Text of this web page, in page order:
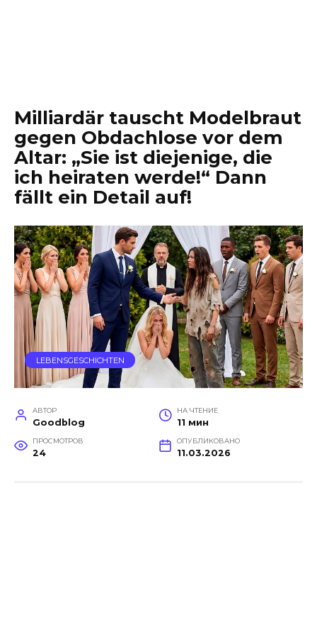
Milliardär tauscht Modelbraut
gegen Obdachlose vor dem
Altar: „Sie ist diejenige, die
ich heiraten werde!“ Dann
fällt ein Detail auf!
LEBENSGESCHICHTEN
АВТОР
Goodblog
НА ЧТЕНИЕ
11 мин
ПРОСМОТРОВ
24
ОПУБЛИКОВАНО
11.03.2026